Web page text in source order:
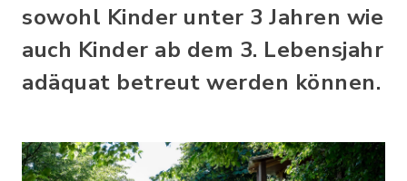
sowohl Kinder unter 3 Jahren wie
auch Kinder ab dem 3. Lebensjahr
adäquat betreut werden können.